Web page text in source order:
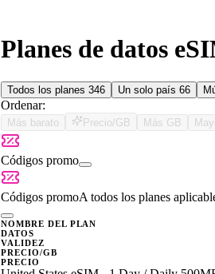
Planes de datos
Todos los planes 346 Un solo país 66
Ordenar:
Más barato Precio/GB Más GB
Códigos promo
Códigos promoA todos los planes
NOMBRE DEL PLAN
DATOS
VALIDEZ
PRECIO/GB
PRECIO